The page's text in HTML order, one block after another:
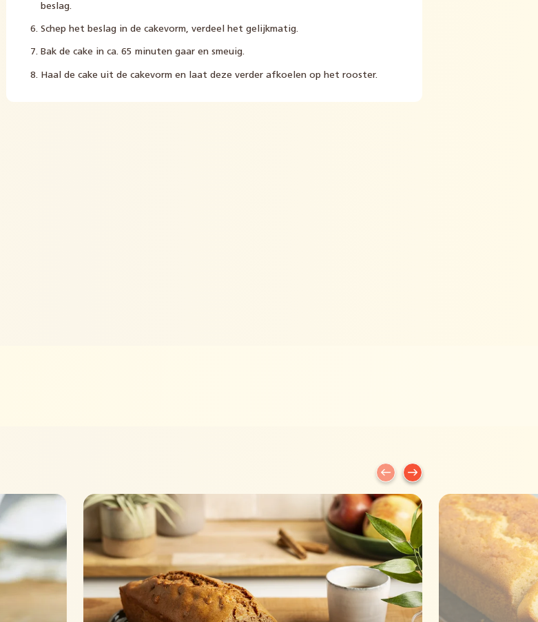
beslag.
Schep het beslag in de cakevorm, verdeel het gelijkmatig.
Bak de cake in ca. 65 minuten gaar en smeuig.
Haal de cake uit de cakevorm en laat deze verder afkoelen op het rooster.